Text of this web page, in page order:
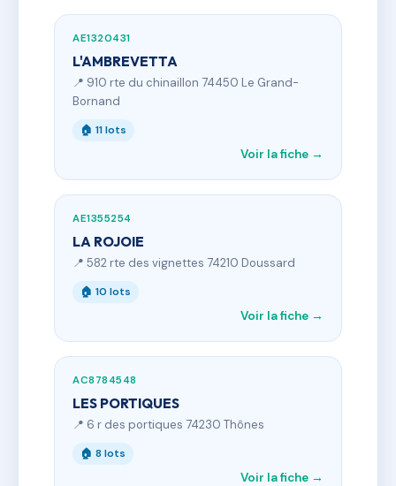
AE1320431
L'AMBREVETTA
📍 910 rte du chinaillon 74450 Le Grand-
Bornand
🏠 11 lots
Voir la fiche →
AE1355254
LA ROJOIE
📍 582 rte des vignettes 74210 Doussard
🏠 10 lots
Voir la fiche →
AC8784548
LES PORTIQUES
📍 6 r des portiques 74230 Thônes
🏠 8 lots
Voir la fiche →